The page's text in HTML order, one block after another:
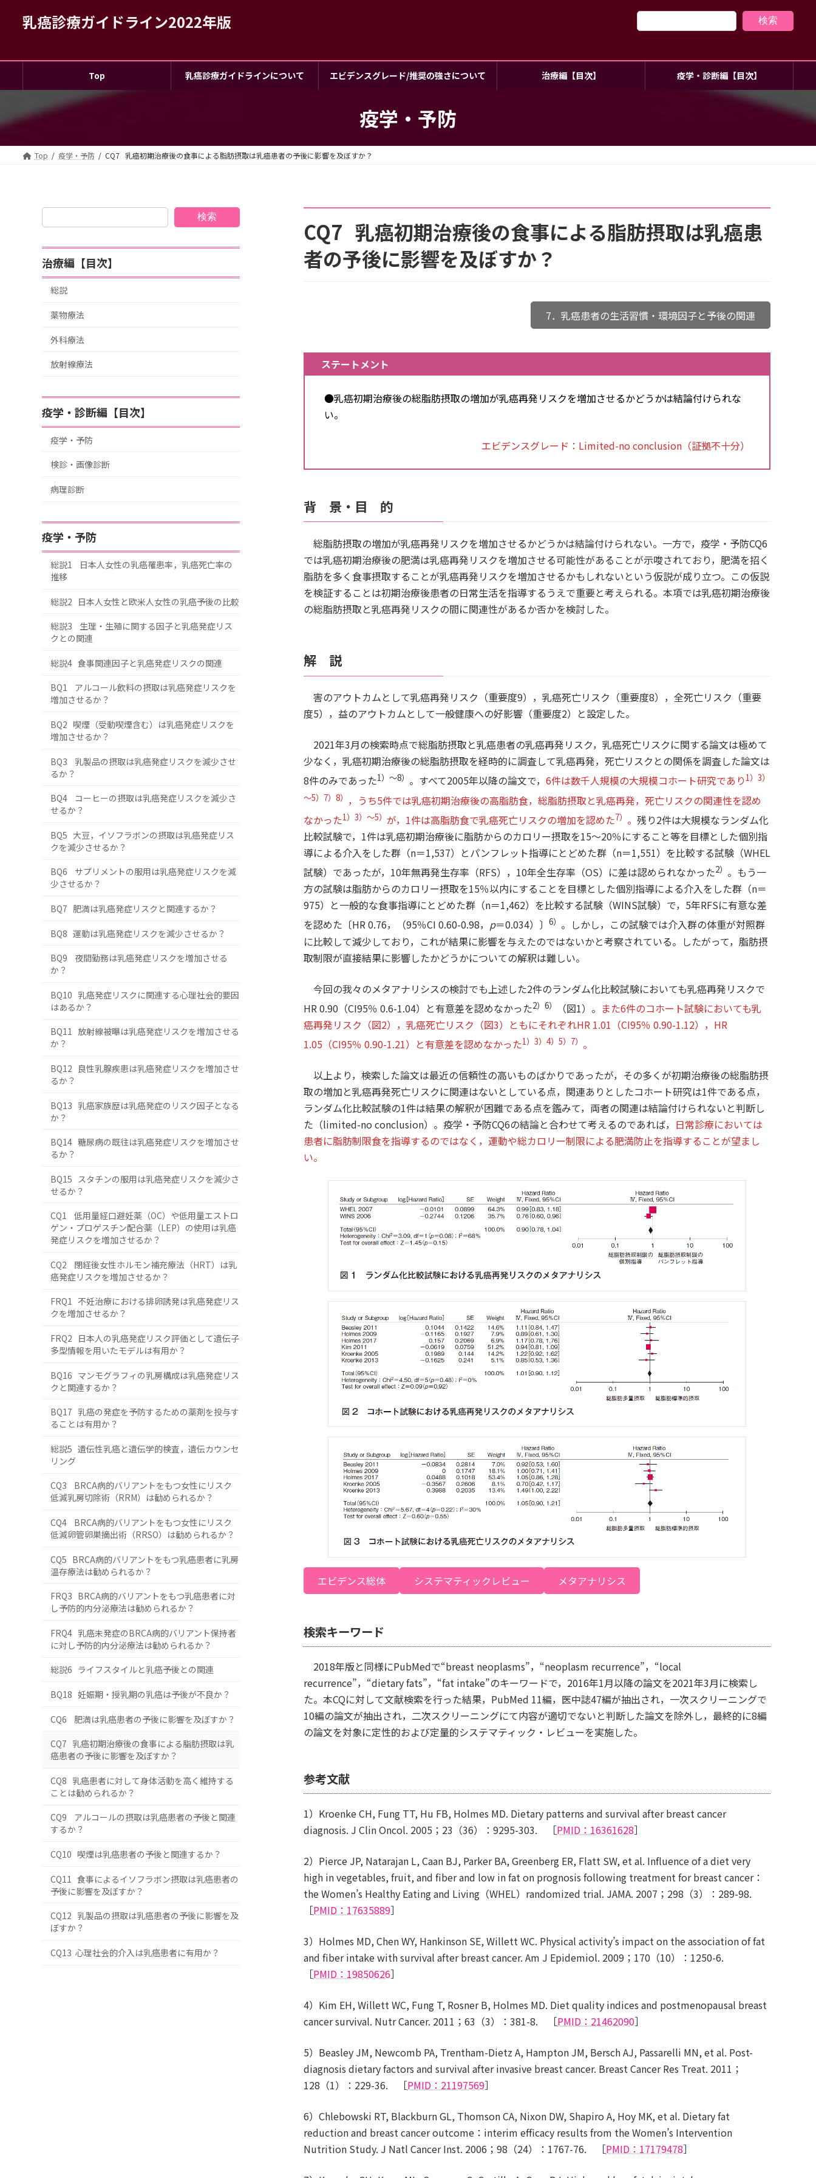
ツ
ス
ッ
シ
ン
移
乳癌診療ガイドライン2022年版 検索
Top 乳癌診療ガイドラインについて エビデンスグレード/推奨の強さについて 治療編【目次】 疫学・診断編【目次】
疫学・予防
Top 疫学・予防 CQ7 乳癌初期治療後の食事による脂肪摂取は乳癌患者の予後に影響を及ぼすか？
CQ7 乳癌初期治療後の食事による脂肪摂取は乳癌患
者の予後に影響を及ぼすか？
7．乳癌患者の生活習慣・環境因子と予後の関連
ステートメント
●乳癌初期治療後の総脂肪摂取の増加が乳癌再発リスクを増加させるかどうかは結論付けられな
い。
エビデンスグレード：Limited-no conclusion（証拠不十分）
背 景・目 的
総脂肪摂取の増加が乳癌再発リスクを増加させるかどうかは結論付けられない。一方で，疫学・予防CQ6
では乳癌初期治療後の肥満は乳癌再発リスクを増加させる可能性があることが示唆されており，肥満を招く
脂肪を多く食事摂取することが乳癌再発リスクを増加させるかもしれないという仮説が成り立つ。この仮説
を検証することは初期治療後患者の日常生活を指導するうえで重要と考えられる。本項では乳癌初期治療後
の総脂肪摂取と乳癌再発リスクの間に関連性があるか否かを検討した。
解 説
害のアウトカムとして乳癌再発リスク（重要度9），乳癌死亡リスク（重要度8），全死亡リスク（重要
度5），益のアウトカムとして一般健康への好影響（重要度2）と設定した。
2021年3月の検索時点で総脂肪摂取と乳癌患者の乳癌再発リスク，乳癌死亡リスクに関する論文は極めて
少なく，乳癌初期治療後の総脂肪摂取を経時的に調査して乳癌再発，死亡リスクとの関係を調査した論文は
8件のみであった1）～8） 。すべて2005年以降の論文で， 6件は数千人規模の大規模コホート研究であり 1）3）
～5）7）8） ，うち5件では乳癌初期治療後の高脂肪食，総脂肪摂取と乳癌再発，死亡リスクの関連性を認め
なかった1）3）～5） が，1件は高脂肪食で乳癌死亡リスクの増加を認めた7） 。 残り2件は大規模なランダム化
比較試験で，1件は乳癌初期治療後に脂肪からのカロリー摂取を15～20％にすること等を目標とした個別指
導による介入をした群（n＝1,537）とパンフレット指導にとどめた群（n＝1,551）を比較する試験（WHEL
試験）であったが，10年無再発生存率（RFS），10年全生存率（OS）に差は認められなかった2） 。もう一
方の試験は脂肪からのカロリー摂取を15％以内にすることを目標とした個別指導による介入をした群（n＝
975）と一般的な食事指導にとどめた群（n＝1,462）を比較する試験（WINS試験）で，5年RFSに有意な差
を認めた〔HR 0.76，（95％CI 0.60-0.98， p＝0.034）〕 6） 。しかし，この試験では介入群の体重が対照群
に比較して減少しており，これが結果に影響を与えたのではないかと考察されている。したがって，脂肪摂
取制限が直接結果に影響したかどうかについての解釈は難しい。
今回の我々のメタアナリシスの検討でも上述した2件のランダム化比較試験においても乳癌再発リスクで
HR 0.90（CI95％ 0.6-1.04）と有意差を認めなかった2）6） （図1）。 また6件のコホート試験においても乳
癌再発リスク（図2），乳癌死亡リスク（図3）ともにそれぞれHR 1.01（CI95％ 0.90-1.12），HR
1.05（CI95％ 0.90-1.21）と有意差を認めなかった1）3）4）5）7） 。
以上より，検索した論文は最近の信頼性の高いものばかりであったが，その多くが初期治療後の総脂肪摂
取の増加と乳癌再発死亡リスクに関連はないとしている点，関連ありとしたコホート研究は1件である点，
ランダム化比較試験の1件は結果の解釈が困難である点を鑑みて，両者の関連は結論付けられないと判断し
た（limited-no conclusion）。疫学・予防CQ6の結論と合わせて考えるのであれば， 日常診療においては
患者に脂肪制限食を指導するのではなく，運動や総カロリー制限による肥満防止を指導することが望まし
い。
エビデンス総体 システマティックレビュー メタアナリシス
検索キーワード
2018年版と同様にPubMedで“breast neoplasms”，“neoplasm recurrence”，“local
recurrence”，“dietary fats”，“fat intake”のキーワードで，2016年1月以降の論文を2021年3月に検索し
た。本CQに対して文献検索を行った結果，PubMed 11編，医中誌47編が抽出され，一次スクリーニングで
10編の論文が抽出され，二次スクリーニングにて内容が適切でないと判断した論文を除外し，最終的に8編
の論文を対象に定性的および定量的システマティック・レビューを実施した。
参考文献
1）Kroenke CH, Fung TT, Hu FB, Holmes MD. Dietary patterns and survival after breast cancer
diagnosis. J Clin Oncol. 2005；23（36）：9295-303. ［PMID：16361628］
2）Pierce JP, Natarajan L, Caan BJ, Parker BA, Greenberg ER, Flatt SW, et al. Influence of a diet very
high in vegetables, fruit, and fiber and low in fat on prognosis following treatment for breast cancer：
the Women’s Healthy Eating and Living（WHEL）randomized trial. JAMA. 2007；298（3）：289-98.
［PMID：17635889］
3）Holmes MD, Chen WY, Hankinson SE, Willett WC. Physical activity’s impact on the association of fat
and fiber intake with survival after breast cancer. Am J Epidemiol. 2009；170（10）：1250-6.
［PMID：19850626］
4）Kim EH, Willett WC, Fung T, Rosner B, Holmes MD. Diet quality indices and postmenopausal breast
cancer survival. Nutr Cancer. 2011；63（3）：381-8. ［PMID：21462090］
5）Beasley JM, Newcomb PA, Trentham-Dietz A, Hampton JM, Bersch AJ, Passarelli MN, et al. Post-
diagnosis dietary factors and survival after invasive breast cancer. Breast Cancer Res Treat. 2011；
128（1）：229-36. ［PMID：21197569］
6）Chlebowski RT, Blackburn GL, Thomson CA, Nixon DW, Shapiro A, Hoy MK, et al. Dietary fat
reduction and breast cancer outcome：interim efficacy results from the Women’s Intervention
Nutrition Study. J Natl Cancer Inst. 2006；98（24）：1767-76. ［PMID：17179478］
検索
治療編【目次】
総説
薬物療法
外科療法
放射線療法
疫学・診断編【目次】
疫学・予防
検診・画像診断
病理診断
疫学・予防
総説1 日本人女性の乳癌罹患率，乳癌死亡率の
推移
総説2 日本人女性と欧米人女性の乳癌予後の比較
総説3 生理・生殖に関する因子と乳癌発症リス
クとの関連
総説4 食事関連因子と乳癌発症リスクの関連
BQ1 アルコール飲料の摂取は乳癌発症リスクを
増加させるか？
BQ2 喫煙（受動喫煙含む）は乳癌発症リスクを
増加させるか？
BQ3 乳製品の摂取は乳癌発症リスクを減少させ
るか？
BQ4 コーヒーの摂取は乳癌発症リスクを減少さ
せるか？
BQ5 大豆，イソフラボンの摂取は乳癌発症リス
クを減少させるか？
BQ6 サプリメントの服用は乳癌発症リスクを減
少させるか？
BQ7 肥満は乳癌発症リスクと関連するか？
BQ8 運動は乳癌発症リスクを減少させるか？
BQ9 夜間勤務は乳癌発症リスクを増加させる
か？
BQ10 乳癌発症リスクに関連する心理社会的要因
はあるか？
BQ11 放射線被曝は乳癌発症リスクを増加させる
か？
BQ12 良性乳腺疾患は乳癌発症リスクを増加させ
るか？
BQ13 乳癌家族歴は乳癌発症のリスク因子となる
か？
BQ14 糖尿病の既往は乳癌発症リスクを増加させ
るか？
BQ15 スタチンの服用は乳癌発症リスクを減少さ
せるか？
CQ1 低用量経口避妊薬（OC）や低用量エストロ
ゲン・プロゲスチン配合薬（LEP）の使用は乳癌
発症リスクを増加させるか？
CQ2 閉経後女性ホルモン補充療法（HRT）は乳
癌発症リスクを増加させるか？
FRQ1 不妊治療における排卵誘発は乳癌発症リス
クを増加させるか？
FRQ2 日本人の乳癌発症リスク評価として遺伝子
多型情報を用いたモデルは有用か？
BQ16 マンモグラフィの乳房構成は乳癌発症リス
クと関連するか？
BQ17 乳癌の発症を予防するための薬剤を投与す
ることは有用か？
総説5 遺伝性乳癌と遺伝学的検査，遺伝カウンセ
リング
CQ3 BRCA病的バリアントをもつ女性にリスク
低減乳房切除術（RRM）は勧められるか？
CQ4 BRCA病的バリアントをもつ女性にリスク
低減卵管卵巣摘出術（RRSO）は勧められるか？
CQ5 BRCA病的バリアントをもつ乳癌患者に乳房
温存療法は勧められるか？
FRQ3 BRCA病的バリアントをもつ乳癌患者に対
し予防的内分泌療法は勧められるか？
FRQ4 乳癌未発症のBRCA病的バリアント保持者
に対し予防的内分泌療法は勧められるか？
総説6 ライフスタイルと乳癌予後との関連
BQ18 妊娠期・授乳期の乳癌は予後が不良か？
CQ6 肥満は乳癌患者の予後に影響を及ぼすか？
CQ7 乳癌初期治療後の食事による脂肪摂取は乳
癌患者の予後に影響を及ぼすか？
CQ8 乳癌患者に対して身体活動を高く維持する
ことは勧められるか？
CQ9 アルコールの摂取は乳癌患者の予後と関連
するか？
CQ10 喫煙は乳癌患者の予後と関連するか？
CQ11 食事によるイソフラボン摂取は乳癌患者の
予後に影響を及ぼすか？
CQ12 乳製品の摂取は乳癌患者の予後に影響を及
ぼすか？
CQ13 心理社会的介入は乳癌患者に有用か？